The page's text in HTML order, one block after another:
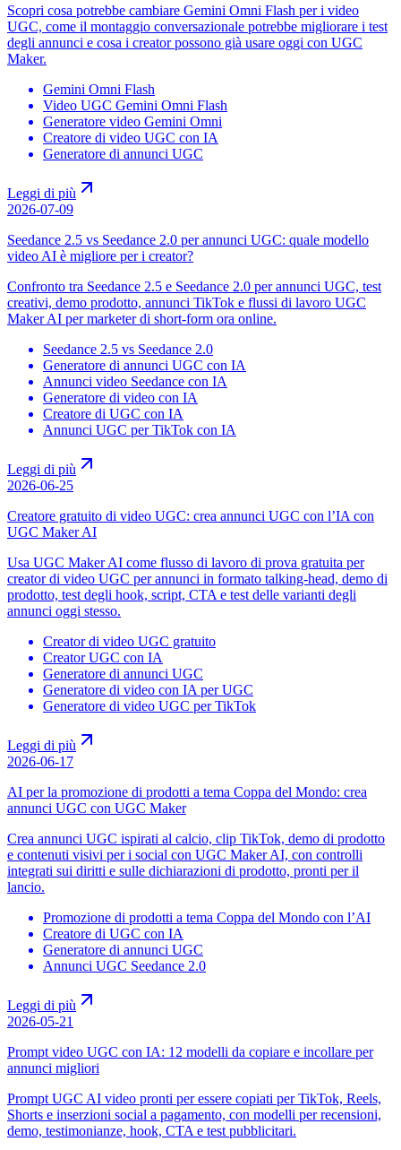
Scopri cosa potrebbe cambiare Gemini Omni Flash per i video
UGC, come il montaggio conversazionale potrebbe migliorare i test
degli annunci e cosa i creator possono già usare oggi con UGC
Maker.
Gemini Omni Flash
Video UGC Gemini Omni Flash
Generatore video Gemini Omni
Creatore di video UGC con IA
Generatore di annunci UGC
Leggi di più
2026-07-09
Seedance 2.5 vs Seedance 2.0 per annunci UGC: quale modello
video AI è migliore per i creator?
Confronto tra Seedance 2.5 e Seedance 2.0 per annunci UGC, test
creativi, demo prodotto, annunci TikTok e flussi di lavoro UGC
Maker AI per marketer di short-form ora online.
Seedance 2.5 vs Seedance 2.0
Generatore di annunci UGC con IA
Annunci video Seedance con IA
Generatore di video con IA
Creatore di UGC con IA
Annunci UGC per TikTok con IA
Leggi di più
2026-06-25
Creatore gratuito di video UGC: crea annunci UGC con l’IA con
UGC Maker AI
Usa UGC Maker AI come flusso di lavoro di prova gratuita per
creator di video UGC per annunci in formato talking-head, demo di
prodotto, test degli hook, script, CTA e test delle varianti degli
annunci oggi stesso.
Creator di video UGC gratuito
Creator UGC con IA
Generatore di annunci UGC
Generatore di video con IA per UGC
Generatore di video UGC per TikTok
Leggi di più
2026-06-17
AI per la promozione di prodotti a tema Coppa del Mondo: crea
annunci UGC con UGC Maker
Crea annunci UGC ispirati al calcio, clip TikTok, demo di prodotto
e contenuti visivi per i social con UGC Maker AI, con controlli
integrati sui diritti e sulle dichiarazioni di prodotto, pronti per il
lancio.
Promozione di prodotti a tema Coppa del Mondo con l’AI
Creatore di UGC con IA
Generatore di annunci UGC
Annunci UGC Seedance 2.0
Leggi di più
2026-05-21
Prompt video UGC con IA: 12 modelli da copiare e incollare per
annunci migliori
Prompt UGC AI video pronti per essere copiati per TikTok, Reels,
Shorts e inserzioni social a pagamento, con modelli per recensioni,
demo, testimonianze, hook, CTA e test pubblicitari.